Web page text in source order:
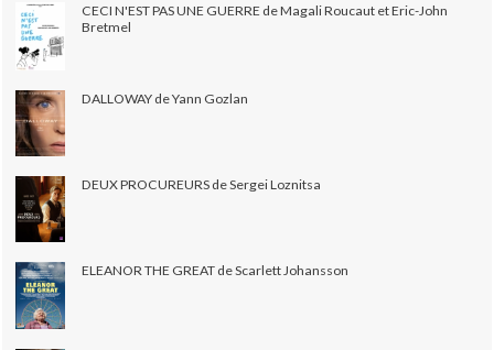
CECI N'EST PAS UNE GUERRE de Magali Roucaut et Eric-John
Bretmel
DALLOWAY de Yann Gozlan
DEUX PROCUREURS de Sergei Loznitsa
ELEANOR THE GREAT de Scarlett Johansson